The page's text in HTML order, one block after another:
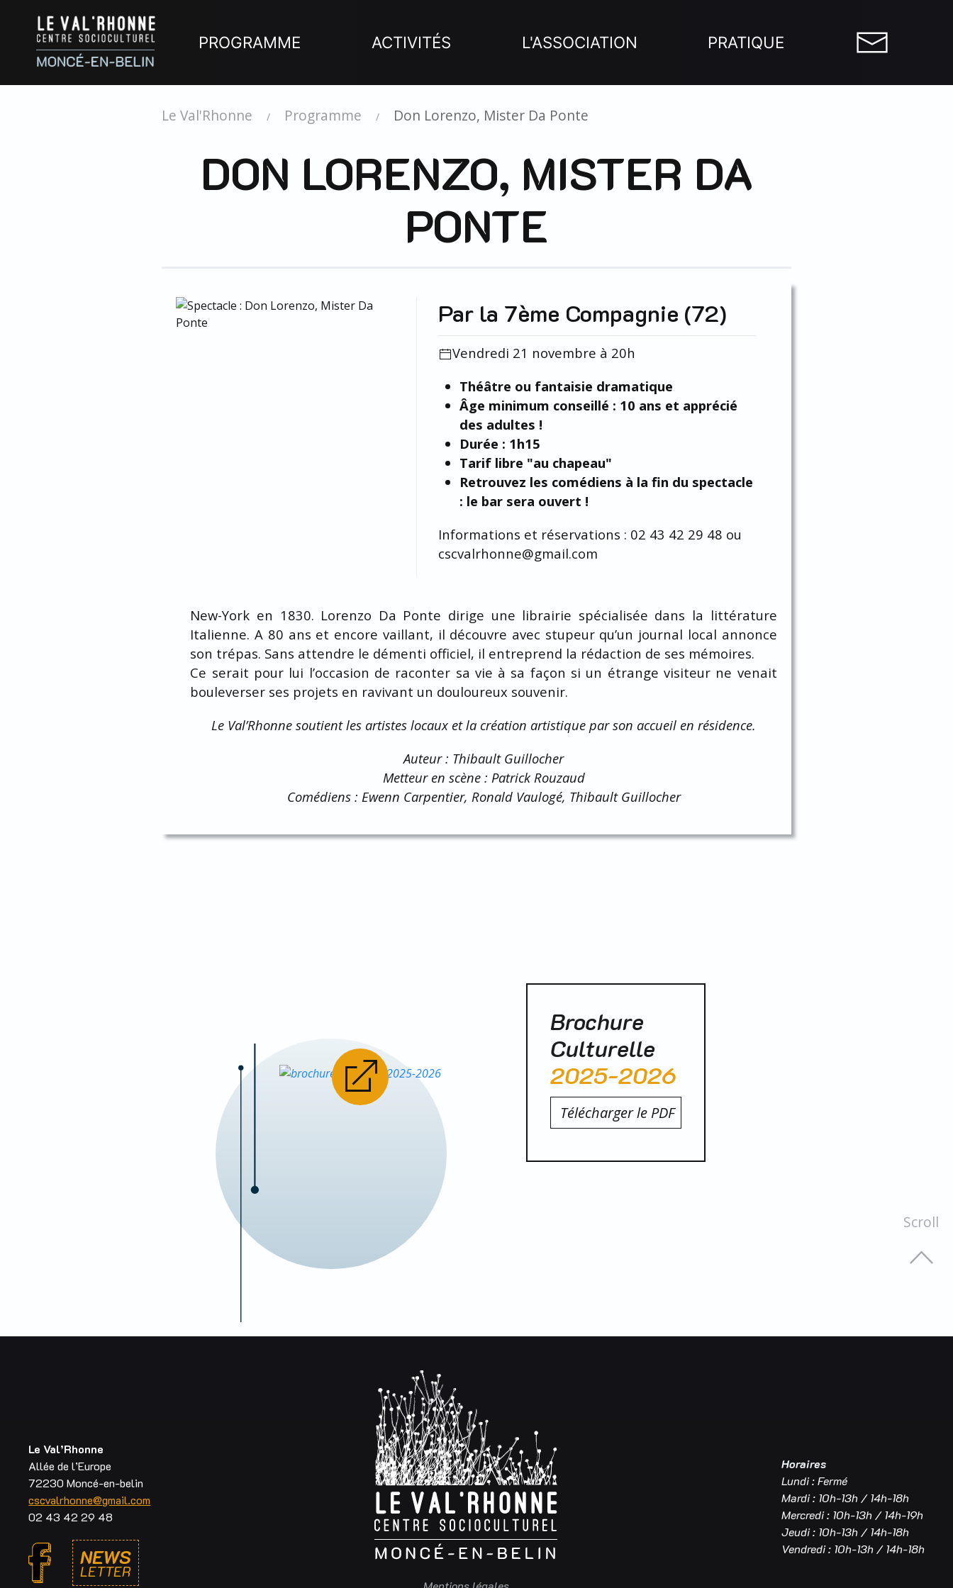
PROGRAMME ACTIVITÉS L'ASSOCIATION PRATIQUE
Le Val'Rhonne Programme Don Lorenzo, Mister Da Ponte
DON LORENZO, MISTER DA
PONTE
Par la 7ème Compagnie (72)
Vendredi 21 novembre à 20h
Théâtre ou fantaisie dramatique
Âge minimum conseillé : 10 ans et apprécié
des adultes !
Durée : 1h15
Tarif libre "au chapeau"
Retrouvez les comédiens à la fin du spectacle
: le bar sera ouvert !
Informations et réservations : 02 43 42 29 48 ou
cscvalrhonne@gmail.com
New-York en 1830. Lorenzo Da Ponte dirige une librairie spécialisée dans la littérature
Italienne. A 80 ans et encore vaillant, il découvre avec stupeur qu’un journal local annonce
son trépas. Sans attendre le démenti officiel, il entreprend la rédaction de ses mémoires.
Ce serait pour lui l’occasion de raconter sa vie à sa façon si un étrange visiteur ne venait
bouleverser ses projets en ravivant un douloureux souvenir.
Le Val’Rhonne soutient les artistes locaux et la création artistique par son accueil en résidence.
Auteur : Thibault Guillocher
Metteur en scène : Patrick Rouzaud
Comédiens : Ewenn Carpentier, Ronald Vaulogé, Thibault Guillocher
Brochure
Culturelle
2025-2026
Télécharger le PDF
Le Val’Rhonne
Allée de l’Europe
72230 Moncé-en-belin
cscvalrhonne@gmail.com
02 43 42 29 48
NEWS
LETTER
Horaires
Lundi : Fermé
Mardi : 10h-13h / 14h-18h
Mercredi : 10h-13h / 14h-19h
Jeudi : 10h-13h / 14h-18h
Vendredi : 10h-13h / 14h-18h